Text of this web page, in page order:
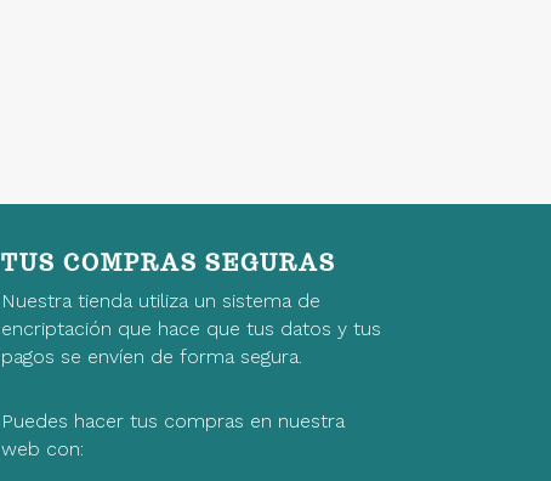
TUS COMPRAS SEGURAS
Nuestra tienda utiliza un sistema de
encriptación que hace que tus datos y tus
pagos se envíen de forma segura.
Puedes hacer tus compras en nuestra
web con: